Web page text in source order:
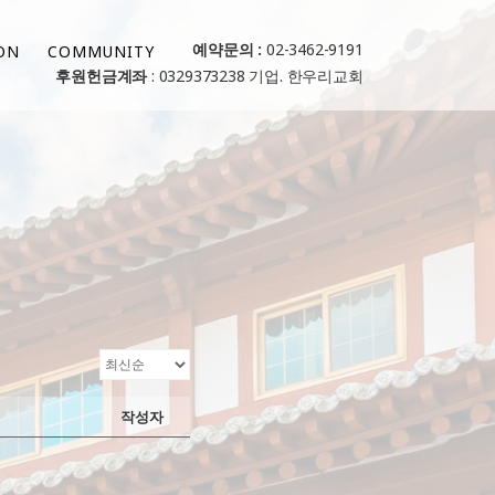
COMMUNITY 예약문의 : 02-3462-9191
후원헌금계좌: 0329373238 기업. 한우리교회
작성자